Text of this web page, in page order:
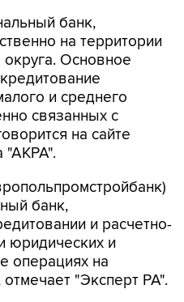
банк,
на территории
Основное
и среднего
связанных с
на сайте
"АКРА".
банк,
и расчетно-
юридических и
операциях на
"Эксперт РА".